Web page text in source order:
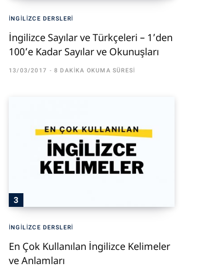
İNGILIZCE DERSLERI
İngilizce Sayılar ve Türkçeleri – 1’den
100’e Kadar Sayılar ve Okunuşları
13/03/2017 8 DAKIKA OKUMA SÜRESI
İNGILIZCE DERSLERI
En Çok Kullanılan İngilizce Kelimeler
ve Anlamları